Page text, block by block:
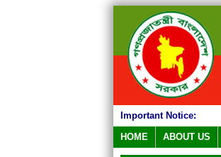
Important Notice:
HOME
ABOUT US